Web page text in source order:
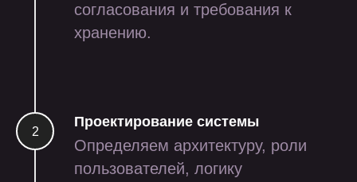
согласования и требования к
хранению.
Проектирование системы
Определяем архитектуру, роли
пользователей, логику